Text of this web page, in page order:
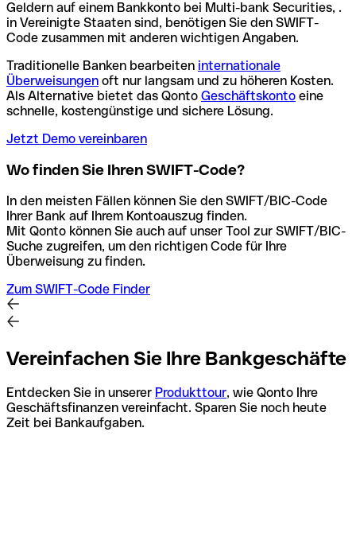
Geldern auf einem Bankkonto bei Multi-bank Securities, .
in Vereinigte Staaten sind, benötigen Sie den SWIFT-
Code zusammen mit anderen wichtigen Angaben.
Traditionelle Banken bearbeiten internationale
Überweisungen oft nur langsam und zu höheren Kosten.
Als Alternative bietet das Qonto Geschäftskonto eine
schnelle, kostengünstige und sichere Lösung.
Jetzt Demo vereinbaren
Wo finden Sie Ihren SWIFT-Code?
In den meisten Fällen können Sie den SWIFT/BIC-Code
Ihrer Bank auf Ihrem Kontoauszug finden.
Mit Qonto können Sie auch auf unser Tool zur SWIFT/BIC-
Suche zugreifen, um den richtigen Code für Ihre
Überweisung zu finden.
Zum SWIFT-Code Finder
Vereinfachen Sie Ihre Bankgeschäfte
Entdecken Sie in unserer Produkttour, wie Qonto Ihre
Geschäftsfinanzen vereinfacht. Sparen Sie noch heute
Zeit bei Bankaufgaben.